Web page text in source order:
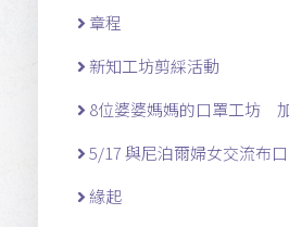
章程
新知工坊剪綵活動
8位婆婆媽媽的口罩工坊
5/17 與尼泊爾婦女交流布
緣起